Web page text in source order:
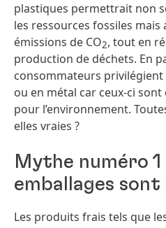
plastiques permettrait non
les ressources fossiles mais
émissions de CO2, tout en
production de déchets. En
consommateurs
ou en métal car ceux-ci
pour l’environnement.
elles vraies ?
Mythe numéro 1
emballages
Les produits frais tels que